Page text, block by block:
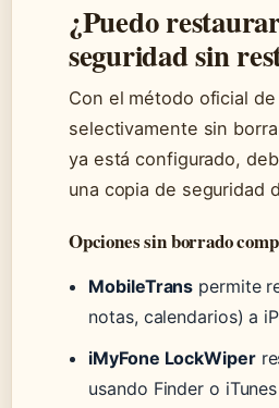
¿Puedo
seguridad sin
Con el método oficial
selectivamente sin
ya está configurado,
una copia de seguridad
Opciones sin borrado
MobileTrans permite
notas, calendarios) a
iMyFone LockWiper
usando Finder o iTunes